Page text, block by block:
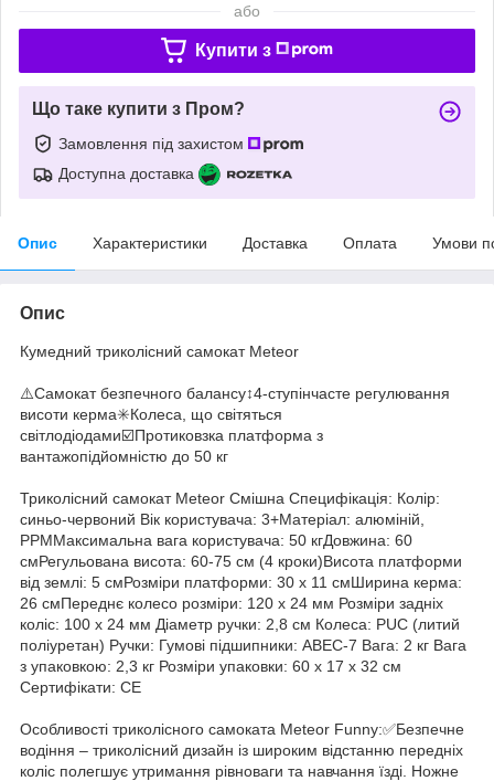
або
Купити з
Що таке купити з Пром?
Замовлення під захистом
Доступна доставка
Опис Характеристики Доставка Оплата Умови
Опис
Кумедний триколісний самокат Meteor
⚠️Самокат безпечного балансу↕️4-ступінчасте регулювання
висоти керма✳️Колеса, що світяться
світлодіодами☑️Протиковзка платформа з
вантажопідйомністю до 50 кг
Триколісний самокат Meteor Смішна Специфікація: Колір:
синьо-червоний Вік користувача: 3+Матеріал: алюміній,
PPMМаксимальна вага користувача: 50 кгДовжина: 60
смРегульована висота: 60-75 см (4 кроки)Висота платформи
від землі: 5 смРозміри платформи: 30 x 11 смШирина керма:
26 смПереднє колесо розміри: 120 x 24 мм Розміри задніх
коліс: 100 x 24 мм Діаметр ручки: 2,8 см Колеса: PUC (литий
поліуретан) Ручки: Гумові підшипники: ABEC-7 Вага: 2 кг Вага
з упаковкою: 2,3 кг Розміри упаковки: 60 x 17 x 32 см
Сертифікати: CE
Особливості триколісного самоката Meteor Funny:✅Безпечне
водіння – триколісний дизайн із широким відстанню передніх
коліс полегшує утримання рівноваги та навчання їзді. Ножне